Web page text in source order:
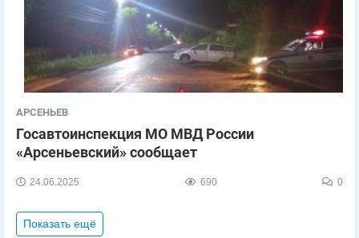
АРСЕНЬЕВ
Госавтоинспекция МО МВД России
«Арсеньевский» сообщает
24.06.2025 690 0
Показать ещё